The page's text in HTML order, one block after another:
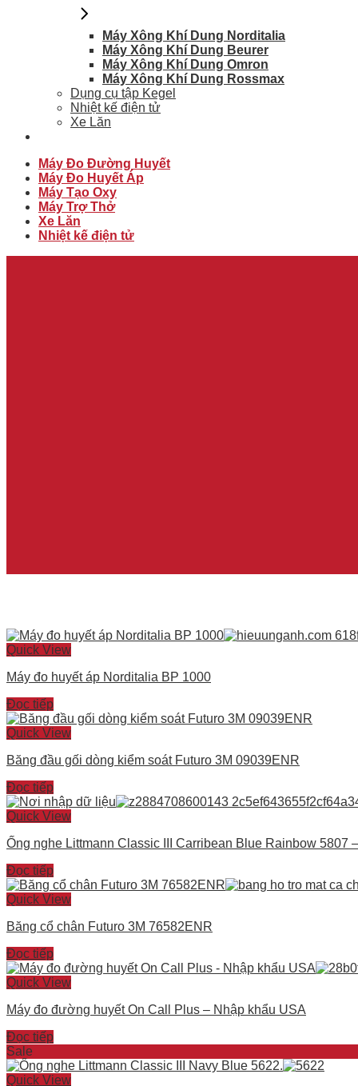
Máy Xông Khí Dung Norditalia
Máy Xông Khí Dung Beurer
Máy Xông Khí Dung Omron
Máy Xông Khí Dung Rossmax
Dụng cụ tập Kegel
Nhiệt kế điện tử
Xe Lăn
Máy Đo Đường Huyết
Máy Đo Huyết Áp
Máy Tạo Oxy
Máy Trợ Thở
Xe Lăn
Nhiệt kế điện tử
Quick View
Máy đo huyết áp Norditalia BP 1000
Đọc tiếp
Quick View
Băng đầu gối dòng kiểm soát Futuro 3M 09039ENR
Đọc tiếp
Quick View
Ống nghe Littmann Classic III Carribean Blue Rainbow 5807
Đọc tiếp
Quick View
Băng cổ chân Futuro 3M 76582ENR
Đọc tiếp
Quick View
Máy đo đường huyết On Call Plus – Nhập khẩu USA
Đọc tiếp
Sale
Quick View